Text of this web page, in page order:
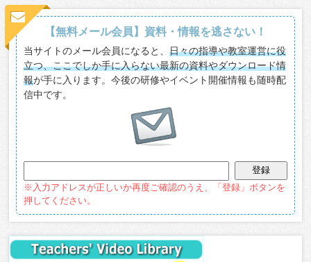
【無料メール会員】資料・情報を逃さない！
当サイトのメール会員になると、日々の指導や教室運営に役
立つ、ここでしか手に入らない最新の資料やダウンロード情
報が手に入ります。今後の研修やイベント開催情報も随時配
信中です。
※入力アドレスが正しいか再度ご確認のうえ、「登録」ボタンを
押してください。